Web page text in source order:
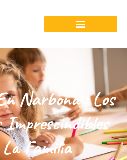
Narbona : Los
Familia